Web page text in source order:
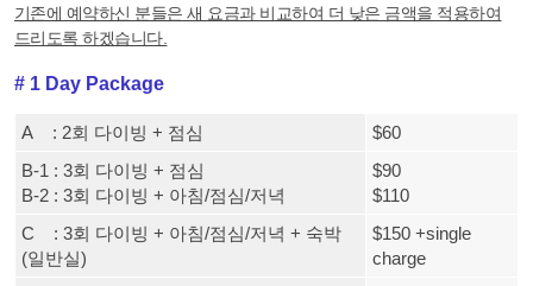
기존에 예약하신 분들은 새 요금과 비교하여 더 낮은 금액을 적용하여
드리도록 하겠습니다.
# 1 Day Package
A: 2회 다이빙 + 점심
$60
B-1 : 3회 다이빙 + 점심
B-2 : 3회 다이빙 + 아침/점심/저녁
$90
$110
C : 3회 다이빙 + 아침/점심/저녁 + 숙박
(일반실)
$150 +single
charge